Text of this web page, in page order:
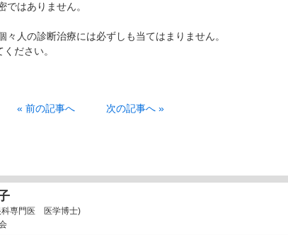
はありません。
人の診断治療には必ずしも当てはまりません。
ださい。
« 前の記事へ 次の記事へ »
専門医 医学博士)